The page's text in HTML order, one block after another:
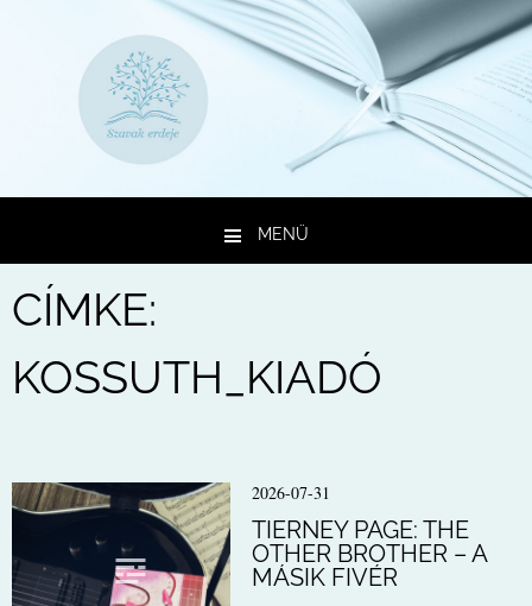
MENÜ
Kilépés a tartalomba
CÍMKE:
KOSSUTH_KIADÓ
2026-07-31
TIERNEY PAGE: THE
OTHER BROTHER – A
MÁSIK FIVÉR